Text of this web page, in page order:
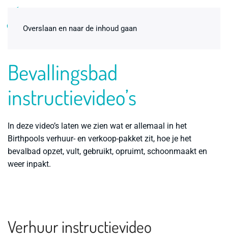
Overslaan en naar de inhoud gaan
Bevallingsbad
instructievideo’s
In deze video’s laten we zien wat er allemaal in het
Birthpools verhuur- en verkoop-pakket zit, hoe je het
bevalbad opzet, vult, gebruikt, opruimt, schoonmaakt en
weer inpakt.
Verhuur instructievideo